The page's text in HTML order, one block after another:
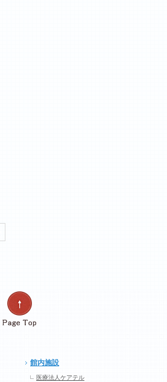
館内施設
医療法人ケアテル